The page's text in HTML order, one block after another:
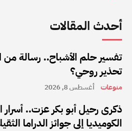
أحدث المقالات
تفسير حلم الأشباح.. رسالة من
تحذير روحي؟
منوعات أغسطس 8, 2026
ذكرى رحيل أبو بكر عزت..
الكوميديا إلى جوائز الدراما